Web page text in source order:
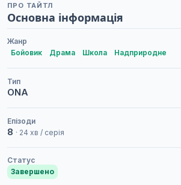
ПРО ТАЙТЛ
Основна інформація
Жанр
Бойовик
Драма Школа Надприродне
Тип
ONA
Епізоди
8 · 24 хв / серія
Статус
Завершено